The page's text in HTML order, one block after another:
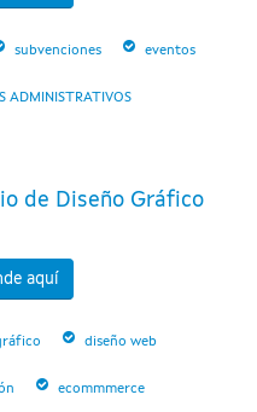
subvenciones eventos
ADMINISTRATIVOS
de Diseño Gráfico
aquí
diseño web
ecommmerce